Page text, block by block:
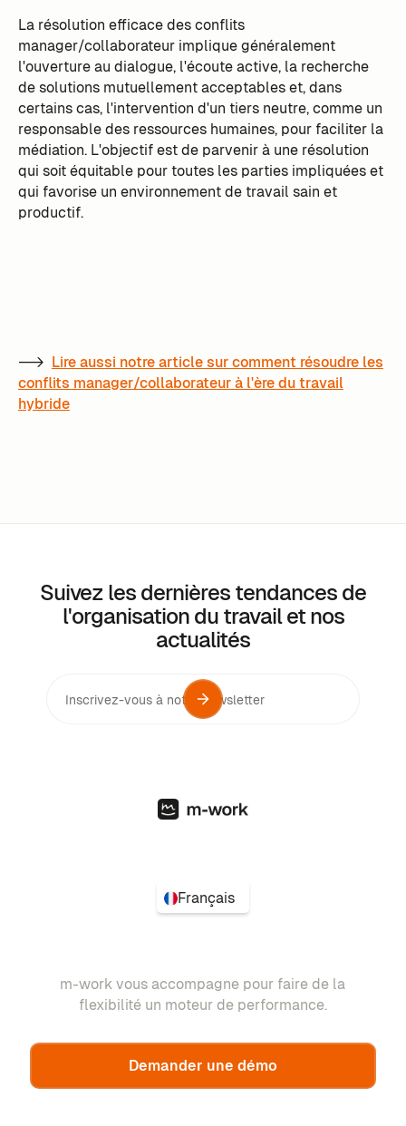
La résolution efficace des conflits
manager/collaborateur implique généralement
l'ouverture au dialogue, l'écoute active, la recherche
de solutions mutuellement acceptables et, dans
certains cas, l'intervention d'un tiers neutre, comme un
responsable des ressources humaines, pour faciliter la
médiation. L'objectif est de parvenir à une résolution
qui soit équitable pour toutes les parties impliquées et
qui favorise un environnement de travail sain et
productif.
--> Lire aussi notre article sur comment résoudre les
conflits manager/collaborateur à l'ère du travail
hybride
Suivez les dernières tendances de
l'organisation du travail et nos
actualités
Français
m-work vous accompagne pour faire de la
flexibilité un moteur de performance.
Demander une démo